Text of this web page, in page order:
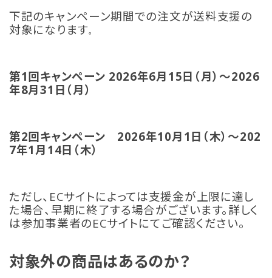
下記のキャンペーン期間での注文が送料支援の
対象になります。
第1回キャンペーン 2026年6月15日（月）～2026
年8月31日（月）
第2回キャンペーン 2026年10月1日（木）～202
7年1月14日（木）
ただし、ECサイトによっては支援金が上限に達し
た場合、早期に終了する場合がございます。詳しく
は参加事業者のECサイトにてご確認ください。
対象外の商品はあるのか？